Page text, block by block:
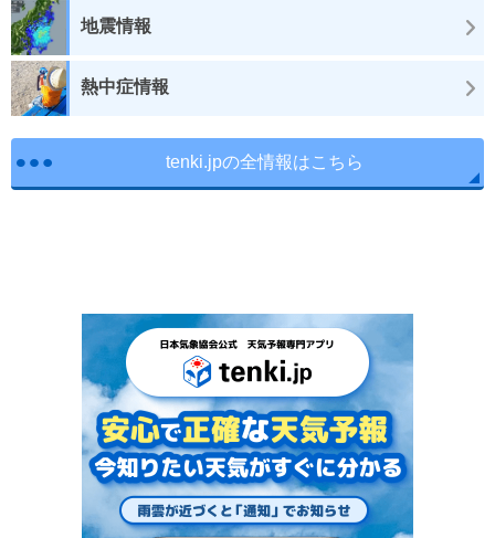
地震情報
熱中症情報
tenki.jpの全情報はこちら